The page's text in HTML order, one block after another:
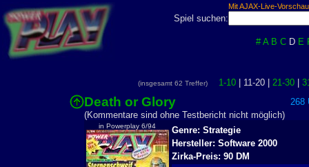
Mit AJAX-Live-
Spiel suchen:
# A B C D E
(insgesamt 62 Treffer) 1-10| 11-20 | 21-30|
Death or Glory
268
(Kommentare sind ohne Testbericht nicht möglich)
in Powerplay 6/94
Genre: Strategie
Hersteller: Software 2000
Zirka-Preis: 90 DM